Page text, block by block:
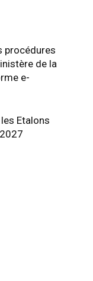
procédures
de la
e-
Etalons